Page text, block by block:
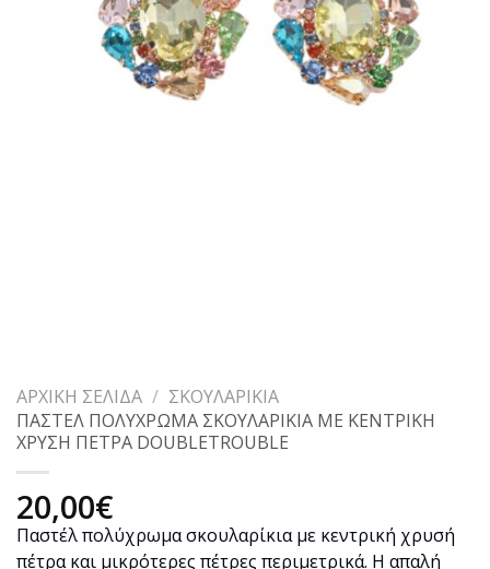
ΑΡΧΙΚΉ ΣΕΛΊΔΑ / ΣΚΟΥΛΑΡΊΚΙΑ
ΠΑΣΤΕΛ ΠΟΛΥΧΡΩΜΑ ΣΚΟΥΛΑΡΙΚΙΑ ΜΕ ΚΕΝΤΡΙΚΗ
ΧΡΥΣΗ ΠΕΤΡΑ DOUBLETROUBLE
20,00€
Παστέλ πολύχρωμα σκουλαρίκια με κεντρική χρυσή
πέτρα και μικρότερες πέτρες περιμετρικά. Η απαλή